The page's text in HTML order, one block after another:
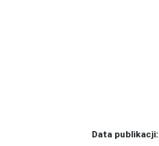
Data publikacji: